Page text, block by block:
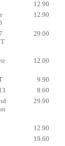
12.90
12.90
29.00
12.00
9.90
8.60
29.90
12.90
19.60